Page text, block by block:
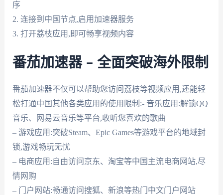
序
2. 连接到中国节点,启用加速器服务
3. 打开荔枝应用,即可畅享视频内容
番茄加速器 – 全面突破海外限制
番茄加速器不仅可以帮助您访问荔枝等视频应用,还能轻
松打通中国其他各类应用的使用限制:- 音乐应用:解锁QQ
音乐、网易云音乐等平台,收听您喜欢的歌曲
– 游戏应用:突破Steam、Epic Games等游戏平台的地域封
锁,游戏畅玩无忧
– 电商应用:自由访问京东、淘宝等中国主流电商网站,尽
情网购
– 门户网站:畅通访问搜狐、新浪等热门中文门户网站